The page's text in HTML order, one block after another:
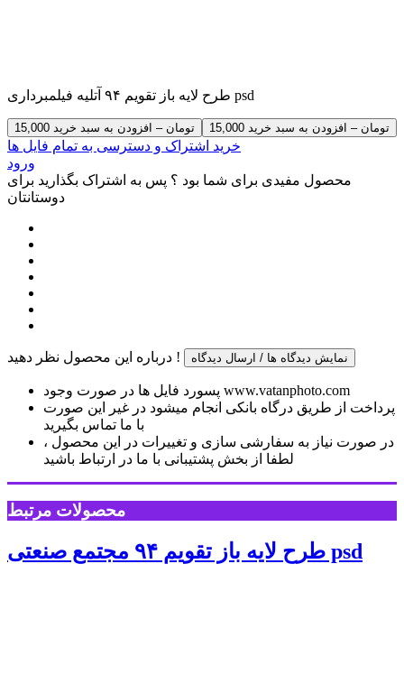
طرح لایه باز تقویم ۹۴ آتلیه فیلمبرداری psd
15,000 تومان – افزودن به سبد خرید
خرید اشتراک و دسترسی به تمام فایل ها
ورود
محصول مفیدی برای شما بود ؟ پس به اشتراک بگذارید برای
دوستانتان
درباره این محصول نظر دهید ! نمایش دیدگاه ها / ارسال دیدگاه
پسورد فایل ها در صورت وجود www.vatanphoto.com
پرداخت از طریق درگاه بانکی انجام میشود در غیر این صورت
با ما تماس بگیرید
در صورت نیاز به سفارشی سازی و تغییرات در این محصول ،
لطفا از بخش پشتیبانی با ما در ارتباط باشید
محصولات مرتبط
طرح لایه باز تقویم ۹۴ مجتمع صنعتی psd